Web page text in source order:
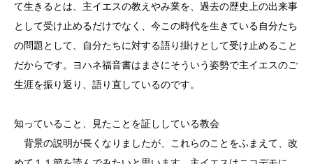
て生きるとは、主イエスの教えやみ業を、過去の歴史上の出来事
として受け止めるだけでなく、今この時代を生きている自分たち
の問題として、自分たちに対する語り掛けとして受け止めること
だからです。ヨハネ福音書はまさにそういう姿勢で主イエスのご
生涯を振り返り、語り直しているのです。
知っていること、見たことを証ししている教会
背景の説明が長くなりましたが、これらのことをふまえて、改